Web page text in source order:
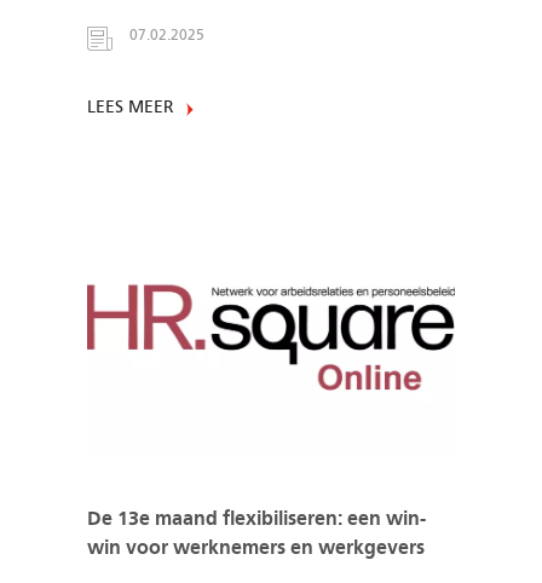
07.02.2025
LEES MEER
De 13e maand flexibiliseren: een win-
win voor werknemers en werkgevers